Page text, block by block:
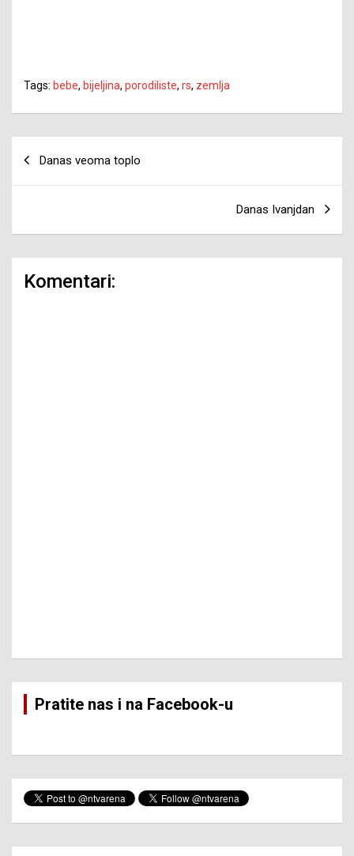
Tags: bebe, bijeljina, porodiliste, rs, zemlja
Danas veoma toplo
Danas Ivanjdan
Komentari:
Pratite nas i na Facebook-u